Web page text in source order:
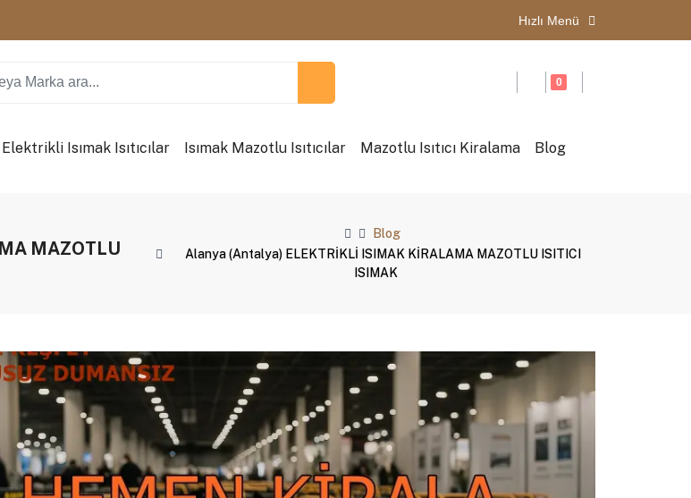
Hızlı Menü
0
Elektrikli Isımak Isıtıcılar Isımak Mazotlu Isıtıcılar Mazotlu Isıtıcı Kiralama Blog
MAZOTLU
Blog
Alanya (Antalya) ELEKTRİKLİ ISIMAK KİRALAMA MAZOTLU ISITICI
ISIMAK